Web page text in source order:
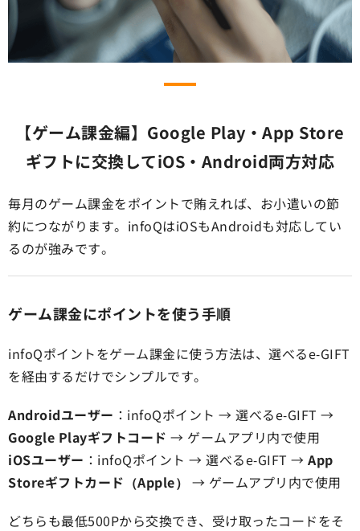
【ゲーム課金編】Google Play・App Store
ギフトに交換してiOS・Android両方対応
毎月のゲーム課金をポイントで賄えれば、お小遣いの節
約につながります。infoQはiOSもAndroidも対応してい
るのが強みです。
ゲーム課金にポイントを使う手順
infoQポイントをゲーム課金に使う方法は、選べるe-GIFT
を経由するだけでシンプルです。
Androidユーザー ：infoQポイント → 選べるe-GIFT →
Google Playギフトコード → ゲームアプリ内で使用
iOSユーザー ：infoQポイント → 選べるe-GIFT → App
Storeギフトカード（Apple） → ゲームアプリ内で使用
どちらも最低500Pから交換でき、受け取ったコードをそ